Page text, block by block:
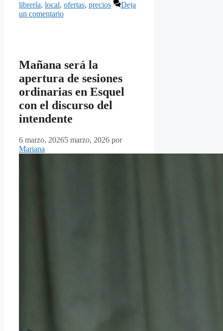
librería, local, ofertas, precios
Deja
un comentario
Mañana será la
apertura de sesiones
ordinarias en Esquel
con el discurso del
intendente
6 marzo, 20265 marzo, 2026 por
Mariana